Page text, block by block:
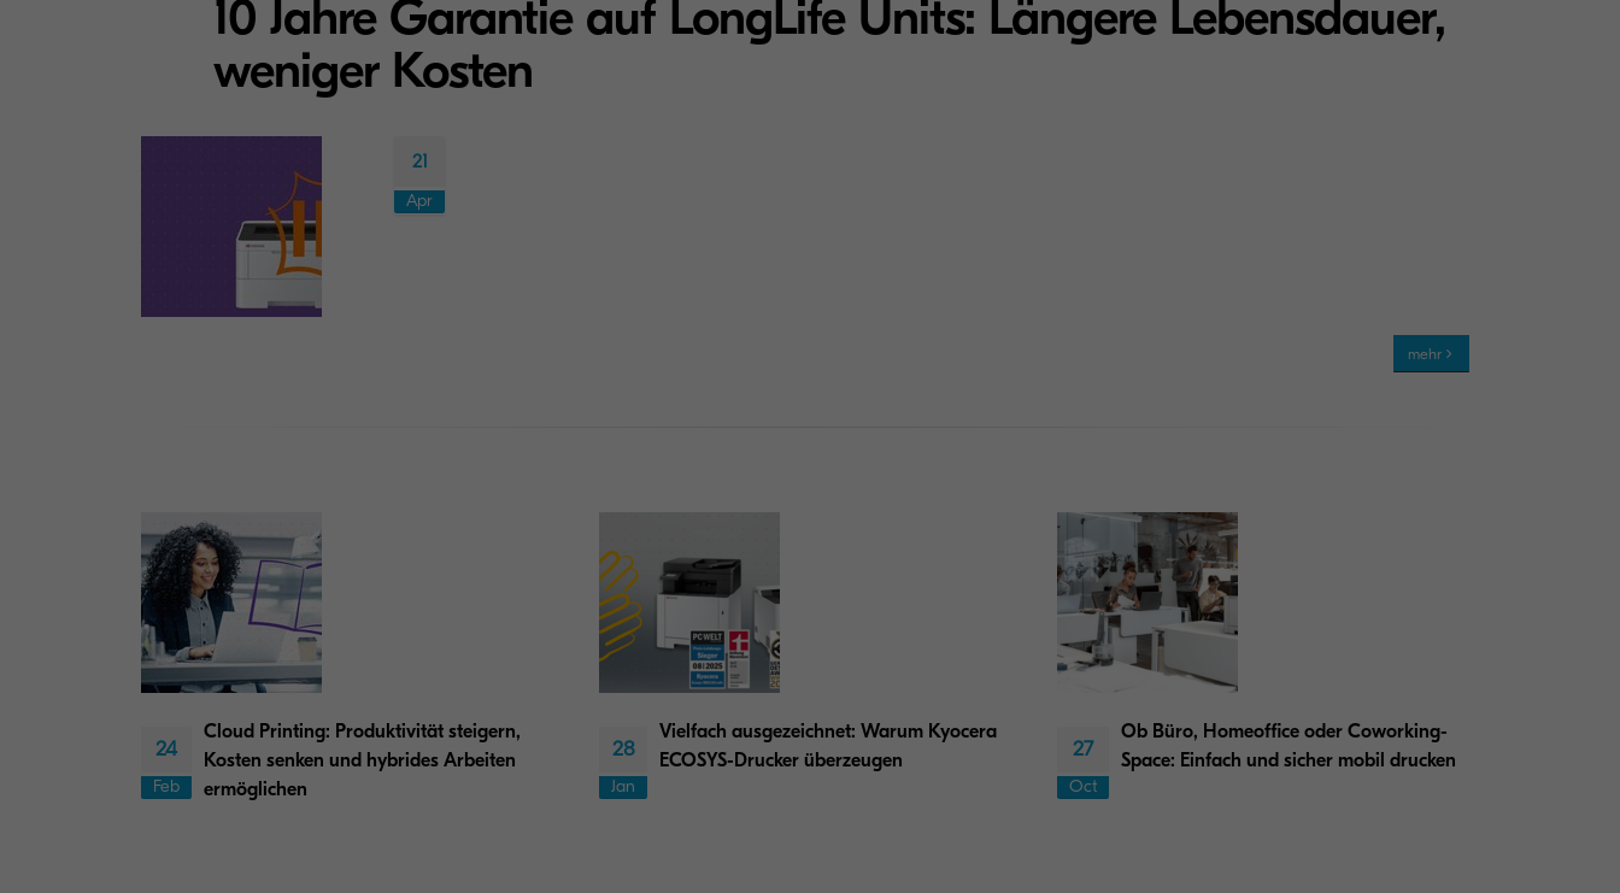
10 Jahre Garantie auf LongLife Units: Längere Lebensdauer,
weniger Kosten
21
Apr
mehr
24
Feb
Cloud Printing: Produktivität steigern,
Kosten senken und hybrides Arbeiten
ermöglichen
28
Jan
Vielfach ausgezeichnet: Warum Kyocera
ECOSYS-Drucker überzeugen
27
Oct
Ob Büro, Homeoffice oder Coworking-
Space: Einfach und sicher mobil drucken